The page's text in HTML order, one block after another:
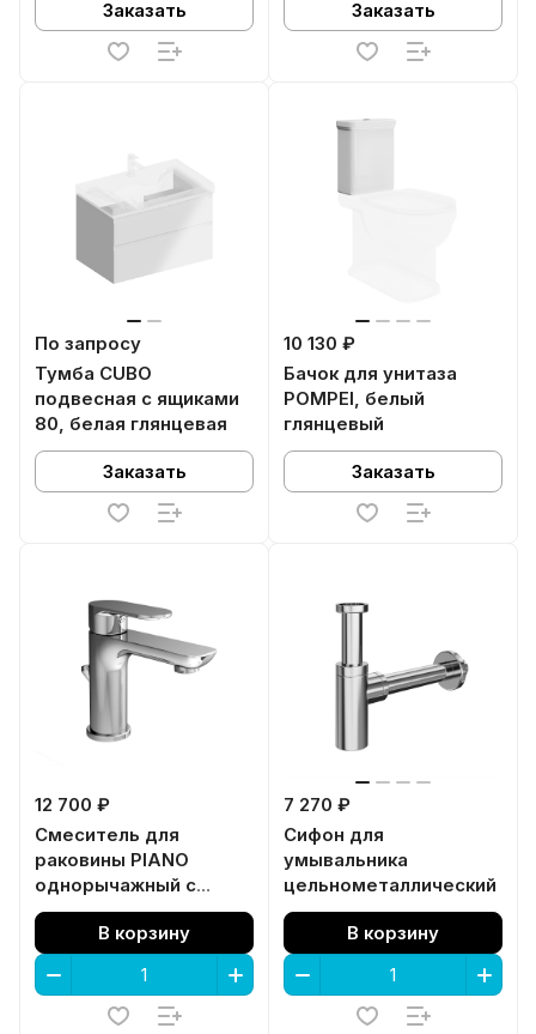
Заказать Заказать
По запросу
Тумба CUBO
подвесная с ящиками
80, белая глянцевая
Заказать
10 130 ₽
Бачок для унитаза
POMPEI, белый
глянцевый
Заказать
12 700 ₽
Смеситель для
раковины PIANO
однорычажный с
донным клапаном,
хром глянец
В корзину
7 270 ₽
Сифон для
умывальника
цельнометаллический
В корзину